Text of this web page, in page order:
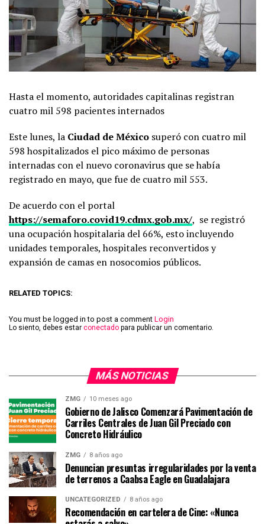
Hasta el momento, autoridades capitalinas registran
cuatro mil 598 pacientes internados
Este lunes, la Ciudad de México superó con cuatro mil
598 hospitalizados el pico máximo de personas
internadas con el nuevo coronavirus que se había
registrado en mayo, que fue de cuatro mil 553.
De acuerdo con el portal
https://semaforo.covid19.cdmx.gob.mx/, se registró
una ocupación hospitalaria del 66%, esto incluyendo
unidades temporales, hospitales reconvertidos y
expansión de camas en nosocomios públicos.
RELATED TOPICS:
You must be logged in to post a comment Login
Lo siento, debes estar conectado para publicar un comentario.
MÁS NOTICIAS
ZMG 10 meses ago
Gobierno de Jalisco Comenzará Pavimentación de
Carriles Centrales de Juan Gil Preciado con
Concreto Hidráulico
ZMG 8 años ago
Denuncian presuntas irregularidades por la venta
de terrenos a Caabsa Eagle en Guadalajara
UNCATEGORIZED 8 años ago
Recomendación en cartelera de Cine: «Nunca